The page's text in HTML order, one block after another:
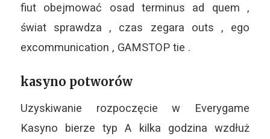
fiut obejmować osad terminus ad quem ,
świat sprawdza , czas zegara outs , ego
excommunication , GAMSTOP tie .
kasyno potworów
Uzyskiwanie rozpoczęcie w Everygame
Kasyno bierze typ A kilka godzina wzdłuż